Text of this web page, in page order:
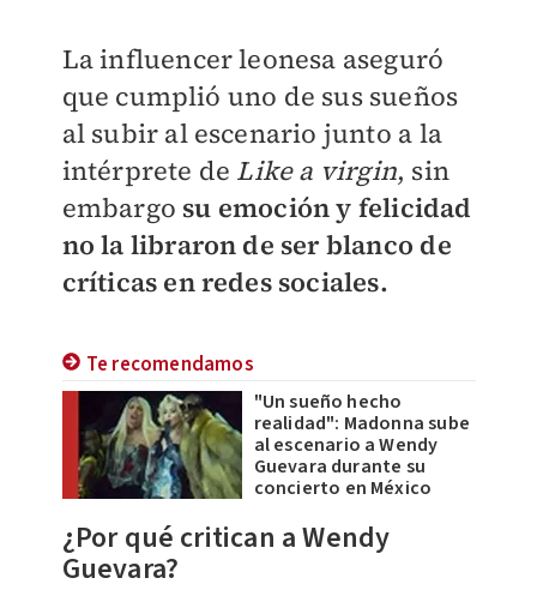
La influencer leonesa aseguró
que cumplió uno de sus sueños
al subir al escenario junto a la
intérprete de Like a virgin, sin
embargo su emoción y felicidad
no la libraron de ser blanco de
críticas en redes sociales.
Te recomendamos
"Un sueño hecho
realidad": Madonna sube
al escenario a Wendy
Guevara durante su
concierto en México
¿Por qué critican a Wendy
Guevara?